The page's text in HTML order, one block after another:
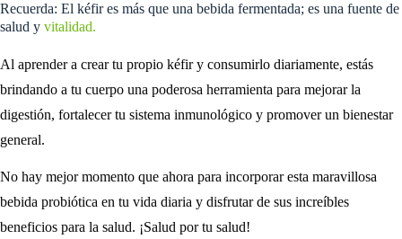
Recuerda: El kéfir es más que una bebida fermentada; es una fuente de
salud y vitalidad.
Al aprender a crear tu propio kéfir y consumirlo diariamente, estás
brindando a tu cuerpo una poderosa herramienta para mejorar la
digestión, fortalecer tu sistema inmunológico y promover un bienestar
general.
No hay mejor momento que ahora para incorporar esta maravillosa
bebida probiótica en tu vida diaria y disfrutar de sus increíbles
beneficios para la salud. ¡Salud por tu salud!